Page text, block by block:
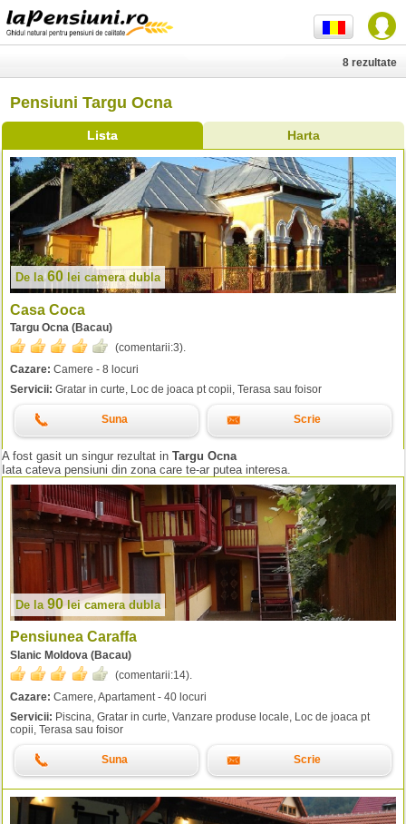
Pensiuni Targu Ocna
Lista Harta
8 rezultate
De la60 lei camera dubla
Casa Coca
Targu Ocna (Bacau)
(comentarii:3).
Cazare: Camere - 8 locuri
Servicii: Gratar in curte, Loc de joaca pt copii, Terasa sau foisor
Suna Scrie
A fost gasit un singur rezultat in Targu Ocna
Iata cateva pensiuni din zona care te-ar putea interesa.
De la 90 leicamera dubla
Pensiunea Caraffa
Slanic Moldova (Bacau)
(comentarii:14).
Cazare: Camere, Apartament - 40 locuri
Servicii: Piscina, Gratar in curte, Vanzare produse locale, Loc de joaca pt
copii, Terasa sau foisor
Suna Scrie